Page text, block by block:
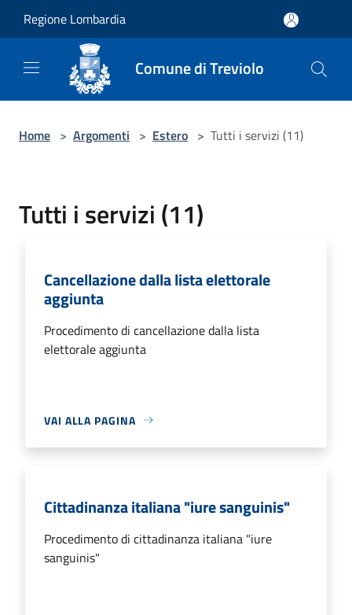
Regione Lombardia
Comune di Treviolo
Home > Argomenti > Estero > Tutti i servizi (11)
Tutti i servizi (11)
Cancellazione dalla lista elettorale
aggiunta
Procedimento di cancellazione dalla lista
elettorale aggiunta
VAI ALLA PAGINA
Cittadinanza italiana "iure sanguinis"
Procedimento di cittadinanza italiana "iure
sanguinis"